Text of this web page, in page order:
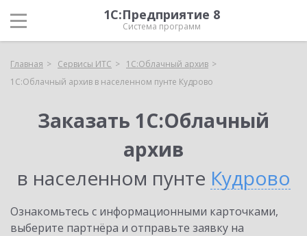
1С:Предприятие 8
Система программ
Главная Сервисы ИТС
1С:Облачный архив
1С:Облачный архив в населенном пунте Кудрово
Заказать 1С:Облачный
архив
в населенном пунте Кудрово
Ознакомьтесь с информационными карточками,
выберите партнёра и отправьте заявку на